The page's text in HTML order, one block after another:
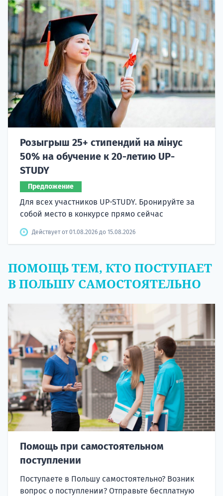
Розыгрыш 25+ стипендий на мінус
50% на обучение к 20-летию UP-
STUDY
Предложение
Для всех участников UP-STUDY. Бронируйте за
собой место в конкурсе прямо сейчас
Действует от 01.08.2026 до 15.08.2026
ПОМОЩЬ ТЕМ, КТО ПОСТУПАЕТ
В ПОЛЬШУ САМОСТОЯТЕЛЬНО
Помощь при самостоятельном
поступлении
Поступаете в Польшу самостоятельно? Возник
вопрос о поступлении? Отправьте бесплатную